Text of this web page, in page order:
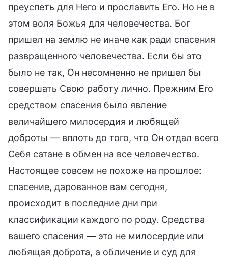
преуспеть для Него и прославить Его. Но не в
этом воля Божья для человечества. Бог
пришел на землю не иначе как ради спасения
развращенного человечества. Если бы это
было не так, Он несомненно не пришел бы
совершать Свою работу лично. Прежним Его
средством спасения было явление
величайшего милосердия и любящей
доброты — вплоть до того, что Он отдал всего
Себя сатане в обмен на все человечество.
Настоящее совсем не похоже на прошлое:
cпасение, дарованное вам сегодня,
происходит в последние дни при
классификации каждого по роду. Средства
вашего спасения — это не милосердие или
любящая доброта, а обличение и суд для